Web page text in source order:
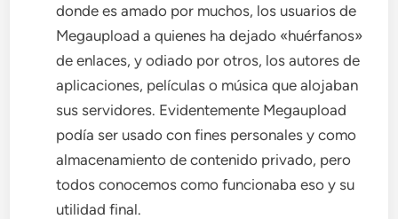
donde es amado por muchos, los usuarios de
Megaupload a quienes ha dejado «huérfanos»
de enlaces, y odiado por otros, los autores de
aplicaciones, películas o música que alojaban
sus servidores. Evidentemente Megaupload
podía ser usado con fines personales y como
almacenamiento de contenido privado, pero
todos conocemos como funcionaba eso y su
utilidad final.